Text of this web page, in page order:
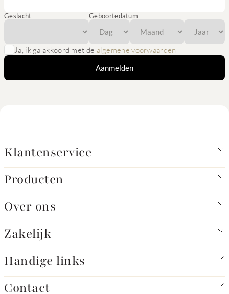
Geslacht Geboortedatum
Ja, ik ga akkoord met de algemene voorwaarden
Aanmelden
Klantenservice
Producten
Over ons
Zakelijk
Handige links
Contact